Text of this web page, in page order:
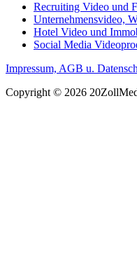
Recruiting Video und
Unternehmensvideo,
Hotel Video und
Social Media
Impressum, AGB u.
Copyright © 2026